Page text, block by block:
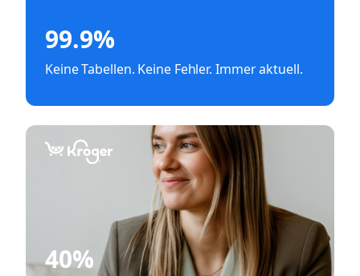
99.9%
Keine Tabellen. Keine Fehler. Immer aktuell.
40%